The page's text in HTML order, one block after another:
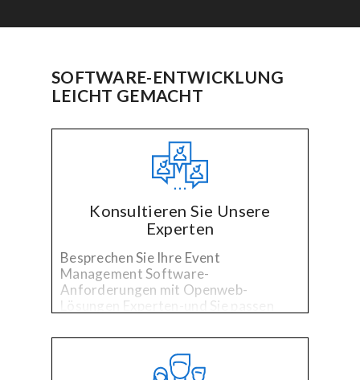
SOFTWARE-ENTWICKLUNG
LEICHT GEMACHT
Konsultieren Sie Unsere
Experten
Besprechen Sie Ihre Event
Management Software-
Anforderungen mit Openweb-
Lösungen Experten-und Sie passen
Entwickler ausgewählt, die für Ihre
spezialisierten Technologie-und
Industrie-Erfahrung.